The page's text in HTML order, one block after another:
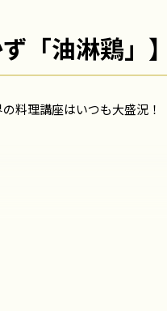
「油淋鶏」】
の料理講座はいつも大盛況